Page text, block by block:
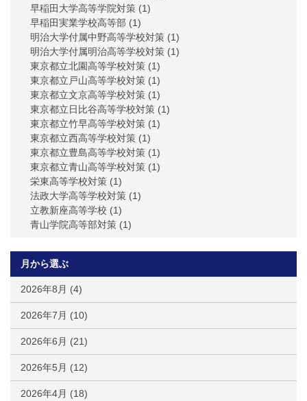
早稲田大学高等学院対策 (1)
早稲田実業学校高等部 (1)
明治大学付属中野高等学校対策 (1)
明治大学付属明治高等学校対策 (1)
東京都立北園高等学校対策 (1)
東京都立戸山高等学校対策 (1)
東京都立文京高等学校対策 (1)
東京都立日比谷高等学校対策 (1)
東京都立竹早高等学校対策 (1)
東京都立西高等学校対策 (1)
東京都立豊島高等学校対策 (1)
東京都立青山高等学校対策 (1)
栄東高等学校対策 (1)
法政大学高等学校対策 (1)
立教新座高等学校 (1)
青山学院高等部対策 (1)
月から選ぶ
2026年8月 (4)
2026年7月 (10)
2026年6月 (21)
2026年5月 (12)
2026年4月 (18)